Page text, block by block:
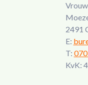
2491
E:
T:
KvK: